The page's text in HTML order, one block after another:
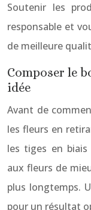
Soutenir les
responsable et
de meilleure
Composer le
idée
Avant de
les fleurs en
les tiges en
aux fleurs de
plus longtemps.
pour un résultat